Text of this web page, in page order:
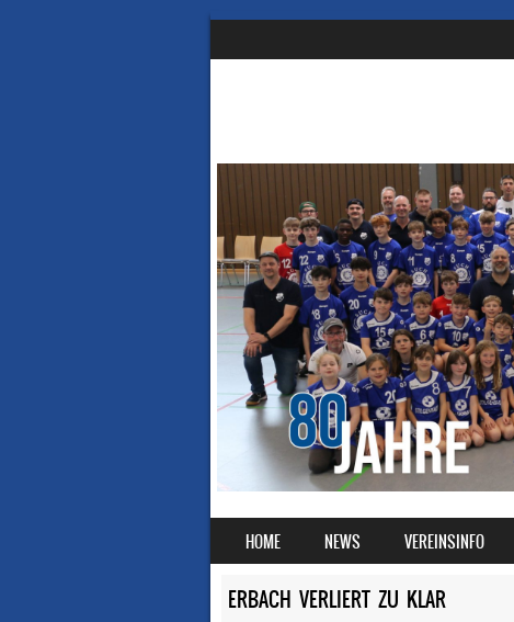
MENU
SKIP TO CONTENT
HOME NEWS VEREINSINFO
ERBACH VERLIERT ZU KLAR